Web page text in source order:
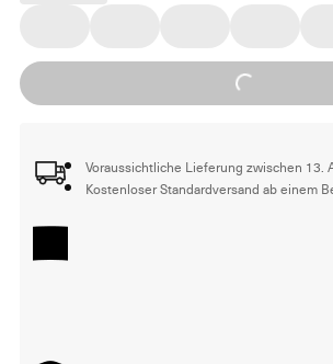
Loading...
Voraussichtliche Lieferung zwischen 13.
Kostenloser Standardversand ab einem